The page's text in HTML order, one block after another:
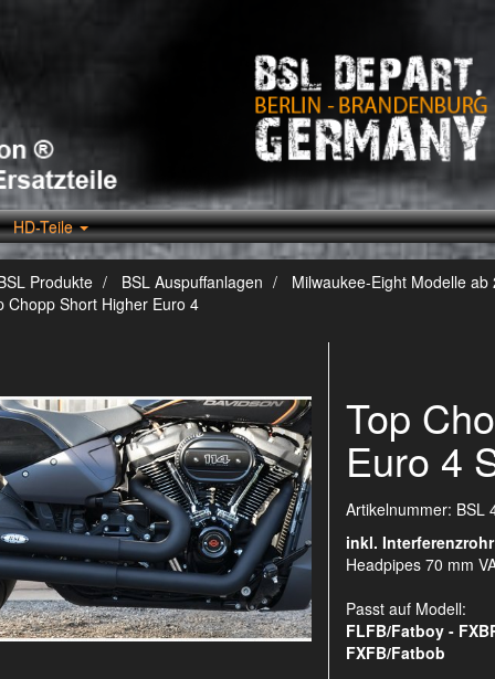
HD-Teile
Produkte BSL Auspuffanlagen
Milwaukee-Eight Modelle ab
Chopp Short Higher Euro 4
Top
Euro 4
Artikelnummer: BSL
inkl. Interferenzrohr
Headpipes 70 mm
Passt auf Modell:
FLFB/Fatboy -
FXFB/Fatbob